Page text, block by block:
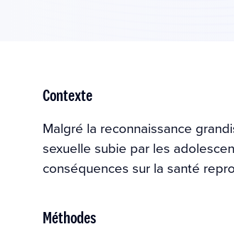
Contexte
Malgré la reconnaissance
sexuelle subie par les
conséquences sur la santé
Méthodes